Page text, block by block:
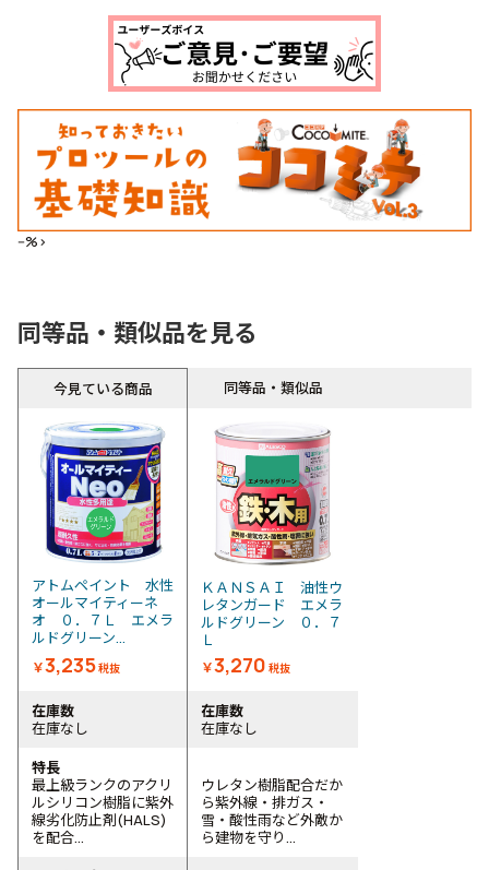
--%>
同等品・類似品を見る
今見ている商品 同等品・類似品
アトムペイント 水性
オールマイティーネ
オ ０．７Ｌ エメラ
ルドグリーン...
￥3,235税抜
ＫＡＮＳＡＩ 油性ウ
レタンガード エメラ
ルドグリーン ０．７
Ｌ
￥3,270 税抜
在庫数
在庫なし
在庫数
在庫なし
特長
最上級ランクのアクリ
ルシリコン樹脂に紫外
線劣化防止剤(HALS)
を配合...
ウレタン樹脂配合だか
ら紫外線・排ガス・
雪・酸性雨など外敵か
ら建物を守り...